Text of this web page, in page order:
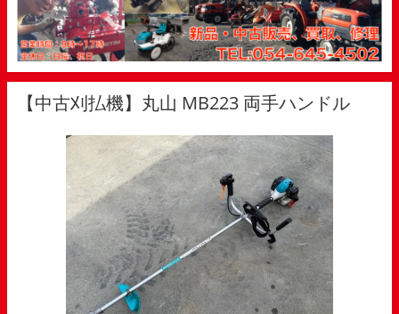
【中古刈払機】丸山 MB223 両手ハンドル